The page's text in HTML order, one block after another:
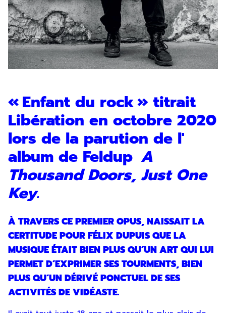
« Enfant du rock » titrait
Libération en octobre 2020
lors de la parution de l'
album de Feldup A
Thousand Doors, Just One
Key.
À TRAVERS CE PREMIER OPUS, NAISSAIT LA
CERTITUDE POUR FÉLIX DUPUIS QUE LA
MUSIQUE ÉTAIT BIEN PLUS QU’UN ART QUI LUI
PERMET D’EXPRIMER SES TOURMENTS, BIEN
PLUS QU’UN DÉRIVÉ PONCTUEL DE SES
ACTIVITÉS DE VIDÉASTE.